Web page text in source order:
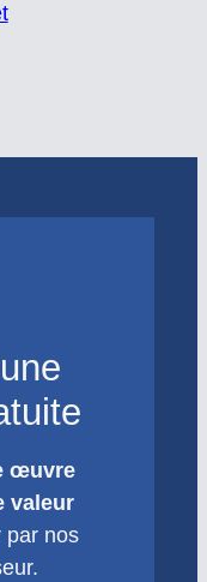
œuvre
valeur
par nos